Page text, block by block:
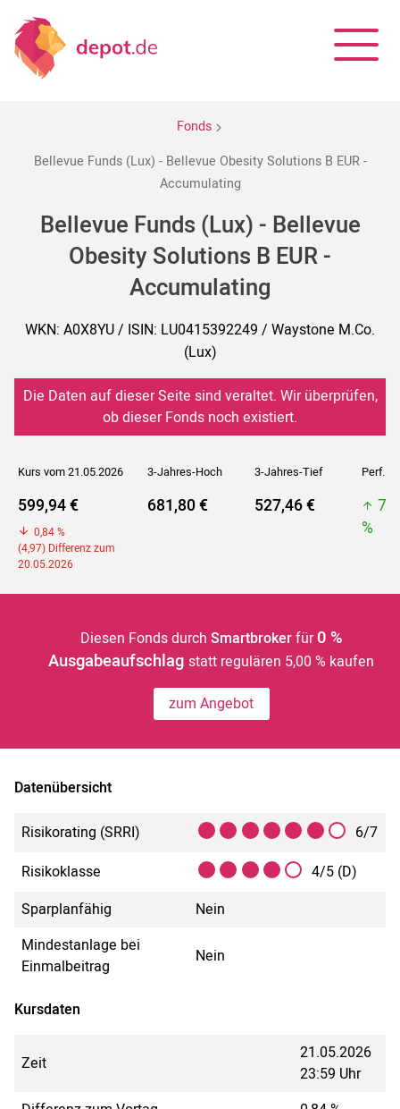
Fonds
Bellevue Funds (Lux) - Bellevue Obesity Solutions B EUR -
Accumulating
Bellevue Funds (Lux) - Bellevue
Obesity Solutions B EUR -
Accumulating
WKN: A0X8YU / ISIN: LU0415392249 / Waystone M.Co.
(Lux)
Die Daten auf dieser Seite sind veraltet. Wir überprüfen,
ob dieser Fonds noch existiert.
Kurs vom 21.05.2026 3-Jahres-Hoch 3-Jahres-Tief Perf. 5J
599,94 €
0,84 %
(4,97) Differenz zum
20.05.2026
681,80 € 527,46 €
%
Diesen Fonds durch Smartbrokerfür 0 %
Ausgabeaufschlagstatt regulären 5,00 % kaufen
zum Angebot
Datenübersicht
Risikorating (SRRI)
6/7
Risikoklasse
4/5 (D)
Sparplanfähig
Nein
Mindestanlage bei
Einmalbeitrag
Nein
Kursdaten
Zeit
21.05.2026
23:59 Uhr